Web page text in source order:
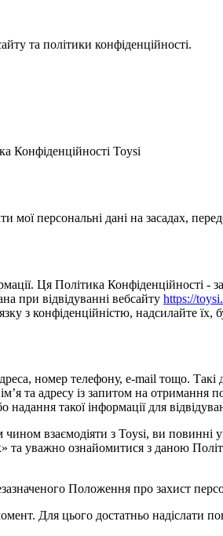
та політики конфіденційності.
Конфіденційності Toysi
персональні дані на засадах,
Ця Політика Конфіденційності -
при відвідуванні вебсайту https://
з конфіденційністю, надсилайте їх,
номер телефону, e-mail тощо. Такі
та адресу із запитом на отримання
такої інформації для
взаємодіяти з Toysi, ви
та уважно ознайомитися з даною
Положення про захист
Для цього достатньо надіслати